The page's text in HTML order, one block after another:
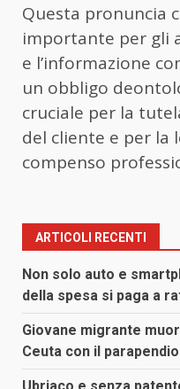
Questa pronuncia
importante per gli
e l’informazione
un obbligo
cruciale per la
del cliente e per la
compenso
ARTICOLI RECENTI
Non solo auto e
della spesa si paga a
Giovane migrante
Ceuta con il parapendio
Ubriaco e senza